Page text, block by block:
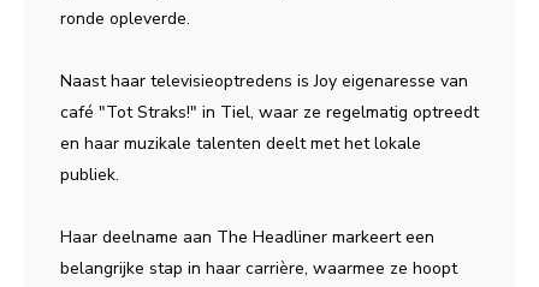
ronde opleverde.
Naast haar televisieoptredens is Joy eigenaresse van
café "Tot Straks!" in Tiel, waar ze regelmatig optreedt
en haar muzikale talenten deelt met het lokale
publiek.
Haar deelname aan The Headliner markeert een
belangrijke stap in haar carrière, waarmee ze hoopt